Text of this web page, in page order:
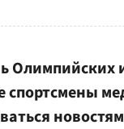
Олимпийских